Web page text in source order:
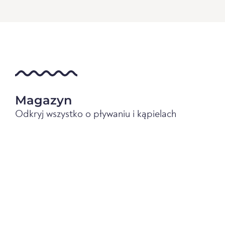
Magazyn
Odkryj wszystko o pływaniu i kąpielach